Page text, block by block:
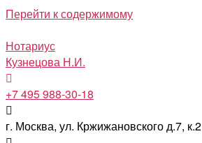
Перейти к содержимому
Нотариус
Кузнецова Н.И.
+7 495 988-30-18
г. Москва, ул. Кржижановского д.7, к.2